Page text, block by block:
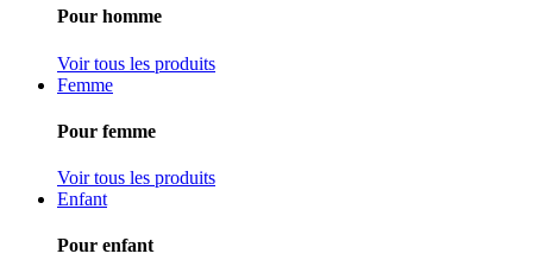
Pour homme
Voir tous les produits
Femme
Pour femme
Voir tous les produits
Enfant
Pour enfant